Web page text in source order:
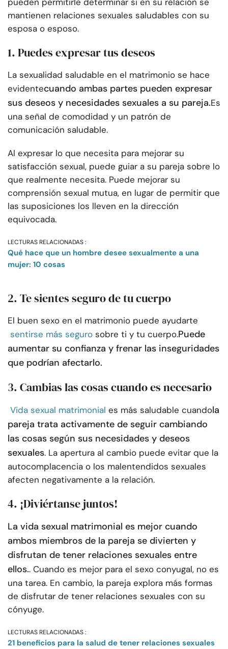
pueden permitirle determinar si en su relación se
mantienen relaciones sexuales saludables con su
esposa o esposo.
1. Puedes expresar tus deseos
La sexualidad saludable en el matrimonio se hace
evidentecuando ambas partes pueden expresar
sus deseos y necesidades sexuales a su pareja.Es
una señal de comodidad y un patrón de
comunicación saludable.
Al expresar lo que necesita para mejorar su
satisfacción sexual, puede guiar a su pareja sobre lo
que realmente necesita. Puede mejorar su
comprensión sexual mutua, en lugar de permitir que
las suposiciones los lleven en la dirección
equivocada.
LECTURAS RELACIONADAS :
Qué hace que un hombre desee sexualmente a una
mujer: 10 cosas
2. Te sientes seguro de tu cuerpo
El buen sexo en el matrimonio puede ayudarte
sentirse más seguro sobre ti y tu cuerpo.Puede
aumentar su confianza y frenar las inseguridades
que podrían afectarlo.
3. Cambias las cosas cuando es necesario
Vida sexual matrimonial es más saludable cuandola
pareja trata activamente de seguir cambiando
las cosas según sus necesidades y deseos
sexuales. La apertura al cambio puede evitar que la
autocomplacencia o los malentendidos sexuales
afecten negativamente a la relación.
4. ¡Diviértanse juntos!
La vida sexual matrimonial es mejor cuando
ambos miembros de la pareja se divierten y
disfrutan de tener relaciones sexuales entre
ellos.. Cuando es mejor para el sexo conyugal, no es
una tarea. En cambio, la pareja explora más formas
de disfrutar de tener relaciones sexuales con su
cónyuge.
LECTURAS RELACIONADAS :
21 beneficios para la salud de tener relaciones sexuales